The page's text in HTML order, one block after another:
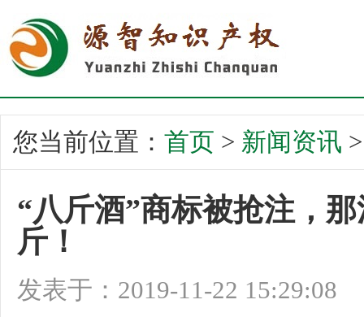
您当前位置： 首页 > 新闻资讯
“八斤酒”商标被抢注，
斤！
发表于：2019-11-22 15:29:08